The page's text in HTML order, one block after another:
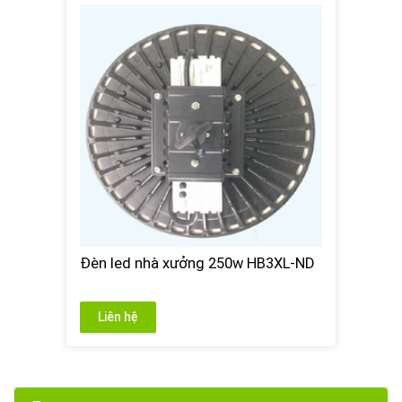
Đèn led nhà xưởng 250w HB3XL-ND
Liên hệ